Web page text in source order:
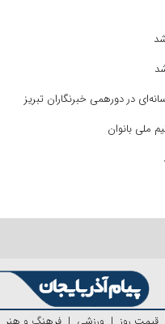
در دورهمی خبرنگاران تبریز
ملی بانوان